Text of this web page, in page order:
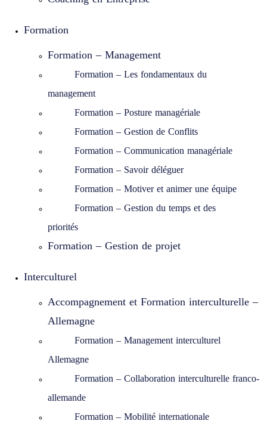
Formation
Formation – Management
Formation – Les fondamentaux du
management
Formation – Posture managériale
Formation – Gestion de Conflits
Formation – Communication managériale
Formation – Savoir déléguer
Formation – Motiver et animer une équipe
Formation – Gestion du temps et des
priorités
Formation – Gestion de projet
Interculturel
Accompagnement et Formation interculturelle –
Allemagne
Formation – Management interculturel
Allemagne
Formation – Collaboration interculturelle franco-
allemande
Formation – Mobilité internationale